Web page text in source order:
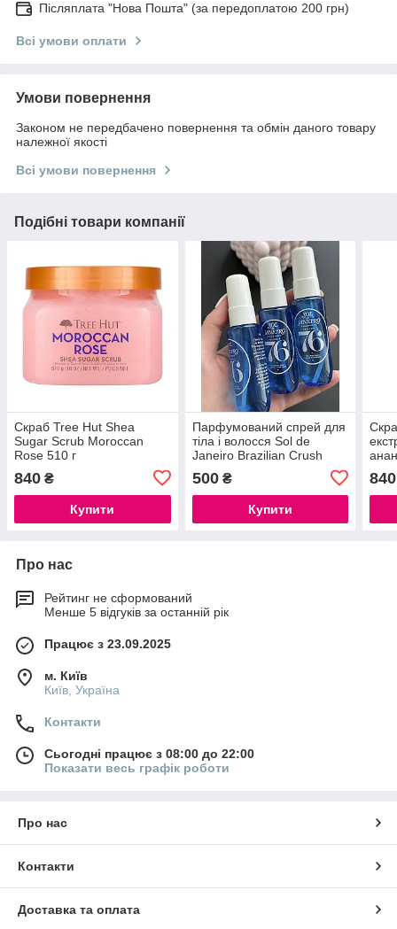
Післяплата "Нова Пошта" (за передоплатою 200 грн)
Всі умови оплати
Умови повернення
Законом не передбачено повернення та обмін даного товару
належної якості
Всі умови повернення
Подібні товари компанії
Скраб Tree Hut Shea
Sugar Scrub Moroccan
Rose 510 г
840 ₴
Купити
Парфумований спрей для
тіла і волосся Sol de
Janeiro Brazilian Crush
Cheirosa ’76 Hair & Body
Mist, 30мл
500₴
Купити
510
840
Про нас
Рейтинг не сформований
Менше 5 відгуків за останній рік
Працює з 23.09.2025
м. Київ
Київ, Україна
Контакти
Сьогодні працює з 08:00 до 22:00
Показати весь графік роботи
Про нас
Контакти
Доставка та оплата